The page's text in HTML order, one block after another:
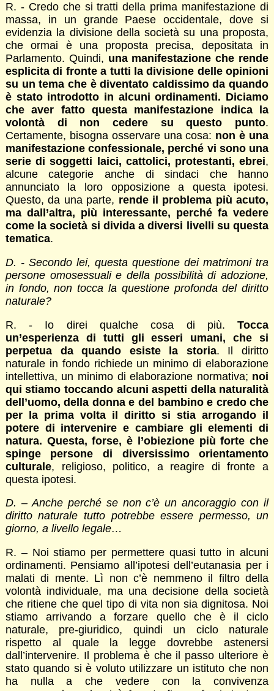
R. - Credo che si tratti della prima manifestazione di
massa, in un grande Paese occidentale, dove si
evidenzia la divisione della società su una proposta,
che ormai è una proposta precisa, depositata in
Parlamento. Quindi, una manifestazione che rende
esplicita di fronte a tutti la divisione delle opinioni
su un tema che è diventato caldissimo da quando
è stato introdotto in alcuni ordinamenti. Diciamo
che aver fatto questa manifestazione indica la
volontà di non cedere su questo punto.
Certamente, bisogna osservare una cosa: non è una
manifestazione confessionale, perché vi sono una
serie di soggetti laici, cattolici, protestanti, ebrei,
alcune categorie anche di sindaci che hanno
annunciato la loro opposizione a questa ipotesi.
Questo, da una parte, rende il problema più acuto,
ma dall’altra, più interessante, perché fa vedere
come la società si divida a diversi livelli su questa
tematica.
D. - Secondo lei, questa questione dei matrimoni tra
persone omosessuali e della possibilità di adozione,
in fondo, non tocca la questione profonda del diritto
naturale?
R. - Io direi qualche cosa di più.Tocca
un’esperienza di tutti gli esseri umani, che si
perpetua da quando esiste la storia. Il diritto
naturale in fondo richiede un minimo di elaborazione
intellettiva, un minimo di elaborazione normativa; noi
qui stiamo toccando alcuni aspetti della naturalità
dell’uomo, della donna e del bambino e credo che
per la prima volta il diritto si stia arrogando il
potere di intervenire e cambiare gli elementi di
natura. Questa, forse, è l’obiezione più forte che
spinge persone di diversissimo orientamento
culturale, religioso, politico, a reagire di fronte a
questa ipotesi.
D. – Anche perché se non c’è un ancoraggio con il
diritto naturale tutto potrebbe essere permesso, un
giorno, a livello legale…
R. – Noi stiamo per permettere quasi tutto in alcuni
ordinamenti. Pensiamo all’ipotesi dell’eutanasia per i
malati di mente. Lì non c’è nemmeno il filtro della
volontà individuale, ma una decisione della società
che ritiene che quel tipo di vita non sia dignitosa. Noi
stiamo arrivando a forzare quello che è il ciclo
naturale, pre-giuridico, quindi un ciclo naturale
rispetto al quale la legge dovrebbe astenersi
dall’intervenire. Il problema è che il passo ulteriore è
stato quando si è voluto utilizzare un istituto che non
ha nulla a che vedere con la convivenza